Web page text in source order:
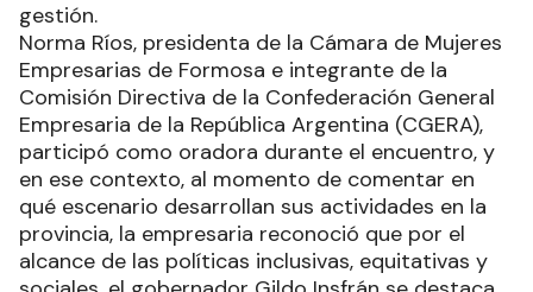
gestión.
Norma Ríos, presidenta de la Cámara de Mujeres
Empresarias de Formosa e integrante de la
Comisión Directiva de la Confederación General
Empresaria de la República Argentina (CGERA),
participó como oradora durante el encuentro, y
en ese contexto, al momento de comentar en
qué escenario desarrollan sus actividades en la
provincia, la empresaria reconoció que por el
alcance de las políticas inclusivas, equitativas y